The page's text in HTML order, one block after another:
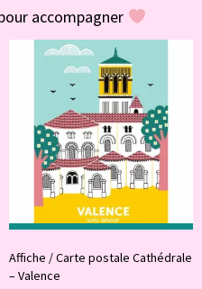
accompagner
Affiche / Carte postale Cathédrale
– Valence